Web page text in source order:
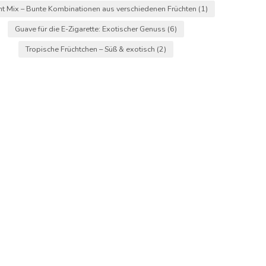
Mix – Bunte Kombinationen aus verschiedenen Früchten (1)
Guave für die E-Zigarette: Exotischer Genuss (6)
Tropische Früchtchen – Süß & exotisch (2)